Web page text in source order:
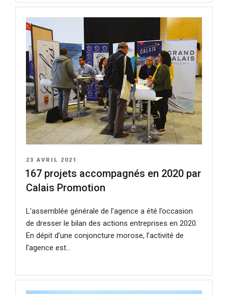
PUBLIÉ
LE
23 AVRIL 2021
167 projets accompagnés en 2020 par
Calais Promotion
L’assemblée générale de l’agence a été l’occasion
de dresser le bilan des actions entreprises en 2020.
En dépit d’une conjoncture morose, l’activité de
l’agence est…